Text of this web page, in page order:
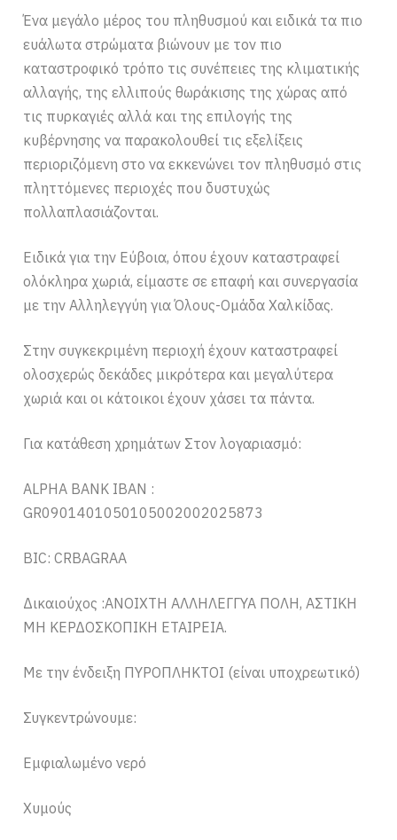
Ένα μεγάλο μέρος του πληθυσμού και ειδικά τα πιο
ευάλωτα στρώματα βιώνουν με τον πιο
καταστροφικό τρόπο τις συνέπειες της κλιματικής
αλλαγής, της ελλιπούς θωράκισης της χώρας από
τις πυρκαγιές αλλά και της επιλογής της
κυβέρνησης να παρακολουθεί τις εξελίξεις
περιοριζόμενη στο να εκκενώνει τον πληθυσμό στις
πληττόμενες περιοχές που δυστυχώς
πολλαπλασιάζονται.
Ειδικά για την Εύβοια, όπου έχουν καταστραφεί
ολόκληρα χωριά, είμαστε σε επαφή και συνεργασία
με την Αλληλεγγύη για Όλους-Ομάδα Χαλκίδας.
Στην συγκεκριμένη περιοχή έχουν καταστραφεί
ολοσχερώς δεκάδες μικρότερα και μεγαλύτερα
χωριά και οι κάτοικοι έχουν χάσει τα πάντα.
Για κατάθεση χρημάτων Στον λογαριασμό:
ALPHA BANK ΙΒΑΝ :
GR0901401050105002002025873
BIC: CRBAGRAA
Δικαιούχος :ΑΝΟΙΧΤΗ ΑΛΛΗΛΕΓΓΥΑ ΠΟΛΗ, ΑΣΤΙΚΗ
ΜΗ ΚΕΡΔΟΣΚΟΠΙΚΗ ΕΤΑΙΡΕΙΑ.
Με την ένδειξη ΠΥΡΟΠΛΗΚΤΟΙ (είναι υποχρεωτικό)
Συγκεντρώνουμε:
Εμφιαλωμένο νερό
Χυμούς